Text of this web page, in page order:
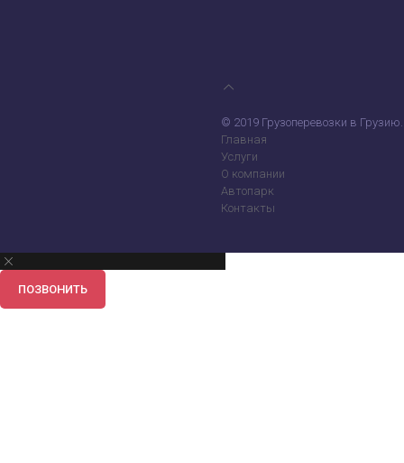
© 2019 Грузоперевозки в Грузию.
Главная
Услуги
О компании
Автопарк
Контакты
ПОЗВОНИТЬ